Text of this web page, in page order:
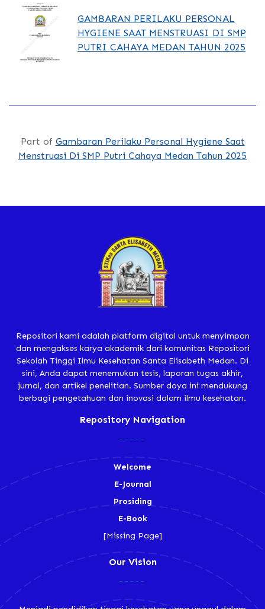
GAMBARAN PERILAKU PERSONAL
HYGIENE SAAT MENSTRUASI DI SMP
PUTRI CAHAYA MEDAN TAHUN 2025
Part of Gambaran Perilaku Personal Hygiene Saat
Menstruasi Di SMP Putri Cahaya Medan Tahun 2025
Repositori kami adalah platform digital untuk menyimpan
dan mengakses karya akademik dari komunitas Repositori
Sekolah Tinggi Ilmu Kesehatan Santa Elisabeth Medan. Di
sini, Anda dapat menemukan tesis, laporan tugas akhir,
jurnal, dan artikel penelitian. Sumber daya ini mendukung
berbagi pengetahuan dan inovasi dalam ilmu kesehatan.
Repository Navigation
Welcome
E-Journal
Prosiding
E-Book
[Missing Page]
Our Vision